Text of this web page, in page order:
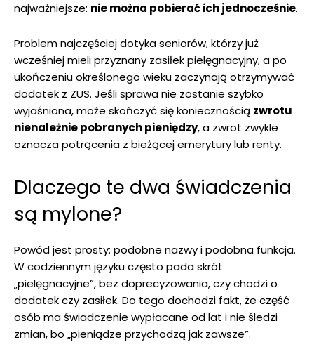
najważniejsze: nie można pobierać ich jednocześnie.
Problem najczęściej dotyka seniorów, którzy już
wcześniej mieli przyznany zasiłek pielęgnacyjny, a po
ukończeniu określonego wieku zaczynają otrzymywać
dodatek z ZUS. Jeśli sprawa nie zostanie szybko
wyjaśniona, może skończyć się koniecznością zwrotu
nienależnie pobranych pieniędzy, a zwrot zwykle
oznacza potrącenia z bieżącej emerytury lub renty.
Dlaczego te dwa świadczenia
są mylone?
Powód jest prosty: podobne nazwy i podobna funkcja.
W codziennym języku często pada skrót
„pielęgnacyjne”, bez doprecyzowania, czy chodzi o
dodatek czy zasiłek. Do tego dochodzi fakt, że część
osób ma świadczenie wypłacane od lat i nie śledzi
zmian, bo „pieniądze przychodzą jak zawsze”.